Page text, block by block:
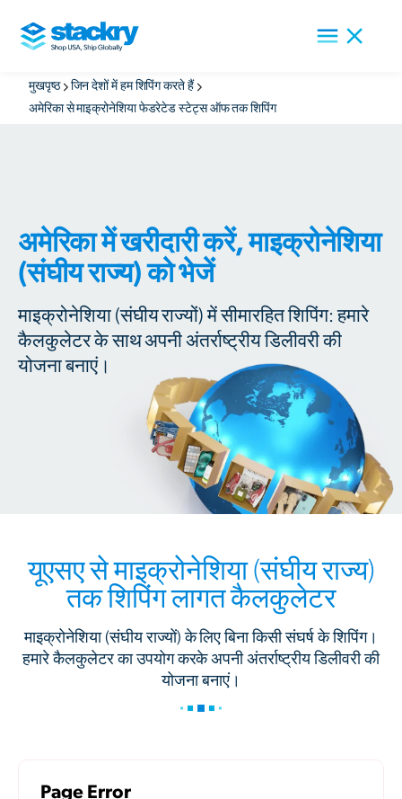
मुखपृष्ठ
जिन देशों में हम शिपिंग करते हैं
अमेरिका से माइक्रोनेशिया फेडरेटेड स्टेट्स ऑफ तक शिपिंग
अमेरिका में खरीदारी करें, माइक्रोनेशिया
(संघीय राज्य) को भेजें
माइक्रोनेशिया (संघीय राज्यों) में सीमारहित शिपिंग: हमारे
कैलकुलेटर के साथ अपनी अंतर्राष्ट्रीय डिलीवरी की
योजना बनाएं।
यूएसए से माइक्रोनेशिया (संघीय राज्य)
तक शिपिंग लागत कैलकुलेटर
माइक्रोनेशिया (संघीय राज्यों) के लिए बिना किसी संघर्ष के शिपिंग।
हमारे कैलकुलेटर का उपयोग करके अपनी अंतर्राष्ट्रीय डिलीवरी की
योजना बनाएं।